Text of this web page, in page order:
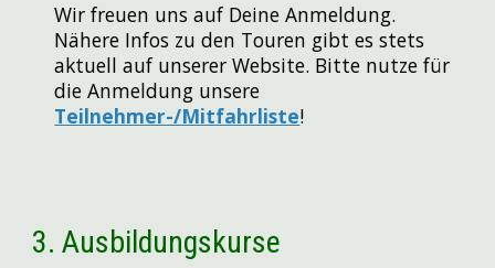
Wir freuen uns auf Deine Anmeldung.
Nähere Infos zu den Touren gibt es stets
aktuell auf unserer Website. Bitte nutze für
die Anmeldung unsere
Teilnehmer-/Mitfahrliste!
3.Ausbildungskurse